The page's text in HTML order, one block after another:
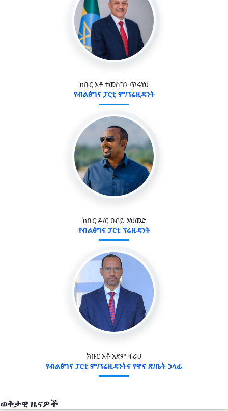
ክቡር አቶ ተመስገን ጥሩነህ
የብልፅግና ፓርቲ ም/ፕሬዚዳንት
ክቡር ዶ/ር ዐብይ አህመድ
የብልፅግና ፓርቲ ፕሬዚዳንት
ክቡር አቶ አደም ፋራህ
የብልፅግና ፓርቲ ም/ፕሬዚዳንትና የዋና ጽ/ቤት ኃላፊ
ወቅታዊ ዜናዎች